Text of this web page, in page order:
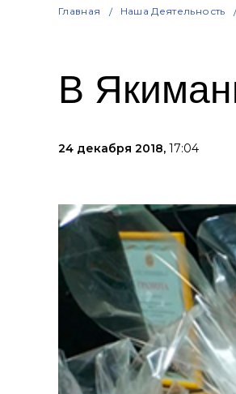
Главная Наша Деятельность
В
24 декабря 2018, 17:04